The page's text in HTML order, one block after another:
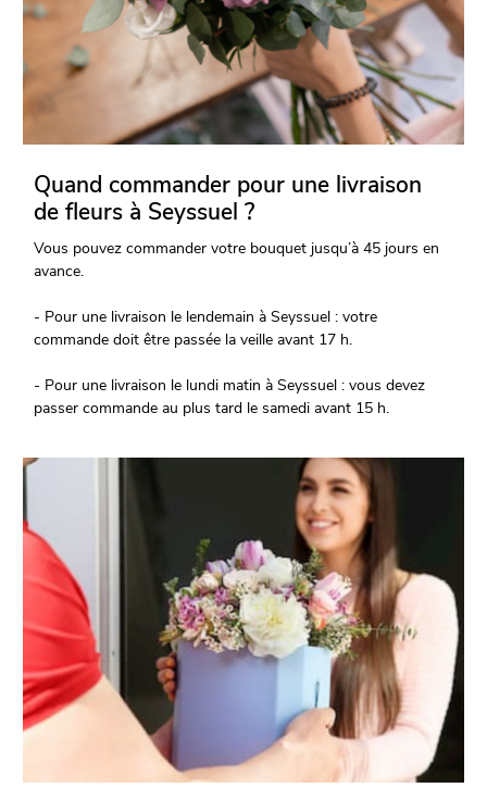
Quand commander pour une livraison
de fleurs à Seyssuel ?
Vous pouvez commander votre bouquet jusqu’à 45 jours en
avance.
- Pour une livraison le lendemain à Seyssuel : votre
commande doit être passée la veille avant 17 h.
- Pour une livraison le lundi matin à Seyssuel : vous devez
passer commande au plus tard le samedi avant 15 h.